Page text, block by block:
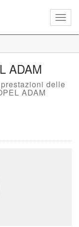
ADAM
delle
ADAM